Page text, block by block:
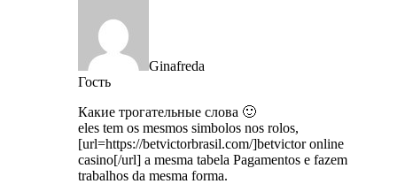
Ginafreda
Гость
Какие трогательные слова 🙂
eles tem os mesmos simbolos nos rolos,
[url=https://betvictorbrasil.com/]betvictor online
casino[/url] a mesma tabela Pagamentos e fazem
trabalhos da mesma forma.